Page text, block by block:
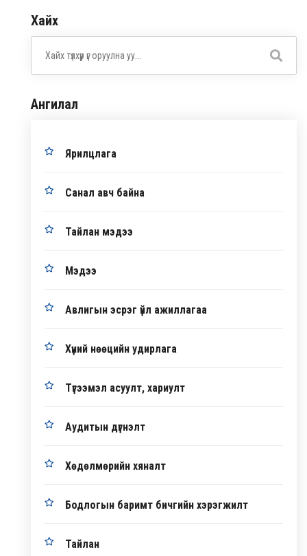
Хайх
Ангилал
Ярилцлага
Санал авч байна
Тайлан мэдээ
Мэдээ
Авлигын эсрэг үйл ажиллагаа
Хүний нөөцийн удирлага
Түгээмэл асуулт, хариулт
Аудитын дүгнэлт
Хөдөлмөрийн хяналт
Бодлогын баримт бичгийн хэрэгжилт
Тайлан